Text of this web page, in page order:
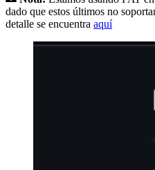
dado que estos últimos no
detalle se encuentra aquí